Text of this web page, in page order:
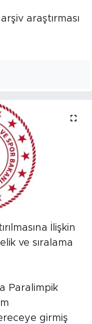
araştırması
İlişkin
ve sıralama
Paralimpik
girmiş